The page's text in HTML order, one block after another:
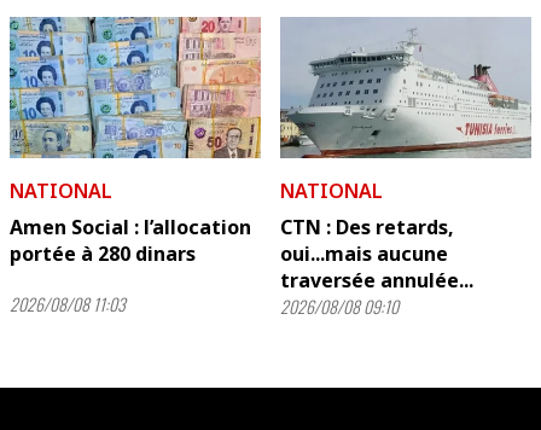
NATIONAL
Amen Social : l’allocation
portée à 280 dinars
2026/08/08 11:03
NATIONAL
CTN : Des retards,
oui...mais aucune
traversée annulée...
2026/08/08 09:10